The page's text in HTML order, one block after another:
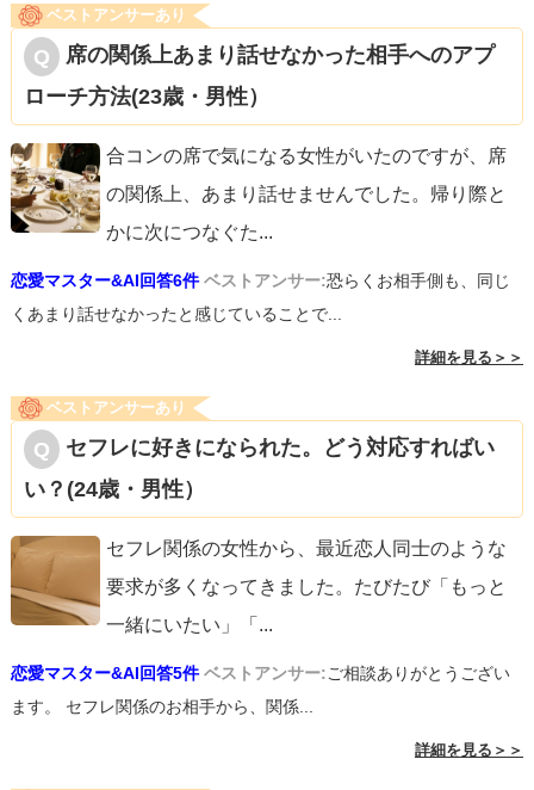
ベストアンサーあり
席の関係上あまり話せなかった相手へのアプ
ローチ方法(23歳・男性）
合コンの席で気になる女性がいたのですが、席
の関係上、あまり話せませんでした。帰り際と
かに次につなぐた...
恋愛マスター&AI回答6件 ベストアンサー:恐らくお相手側も、同じ
くあまり話せなかったと感じていることで...
詳細を見る＞＞
ベストアンサーあり
セフレに好きになられた。どう対応すればい
い？(24歳・男性）
セフレ関係の女性から、最近恋人同士のような
要求が多くなってきました。たびたび「もっと
一緒にいたい」「 ...
恋愛マスター&AI回答5件 ベストアンサー:ご相談ありがとうござい
ます。 セフレ関係のお相手から、関係...
詳細を見る＞＞